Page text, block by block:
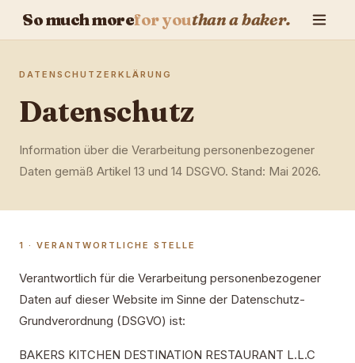
So much morefor youthan a baker.
DATENSCHUTZERKLÄRUNG
Datenschutz
Information über die Verarbeitung personenbezogener
Daten gemäß Artikel 13 und 14 DSGVO. Stand: Mai 2026.
1 · VERANTWORTLICHE STELLE
Verantwortlich für die Verarbeitung personenbezogener
Daten auf dieser Website im Sinne der Datenschutz-
Grundverordnung (DSGVO) ist:
BAKERS KITCHEN DESTINATION RESTAURANT L.L.C